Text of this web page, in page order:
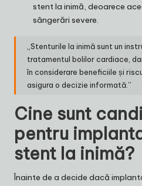
stent la inimă, deoarece
sângerări severe.
„Stenturile la inimă sunt un
tratamentul bolilor cardiace,
în considerare beneficiile și
asigura o decizie informată.”
Cine sunt
pentru
stent la inimă?
Înainte de a decide dacă